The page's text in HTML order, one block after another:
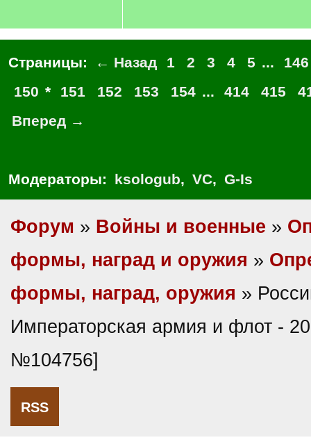
Страницы: ← Назад 1 2 3 4 5 ...
146
150 * 151 152 153 154 ... 414 415
Вперед →
Модераторы: ksologub, VC, G-Is
Форум » Войны и военные »
формы, наград и оружия »
формы, наград, оружия »
Императорская армия и флот -
№104756]
RSS